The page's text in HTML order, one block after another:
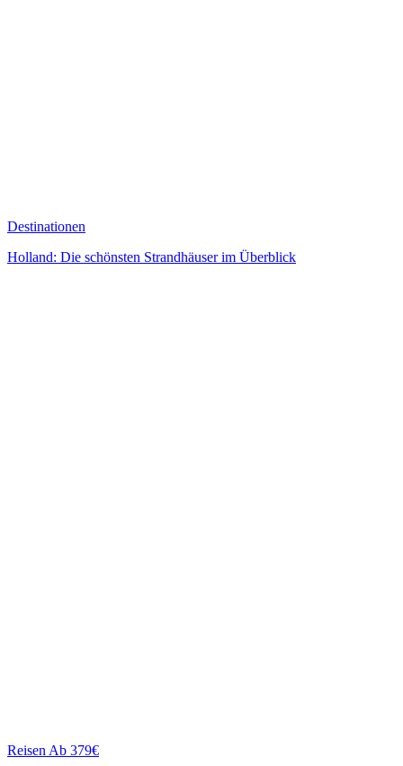
Destinationen
Holland: Die schönsten Strandhäuser im Überblick
Reisen Ab 379€